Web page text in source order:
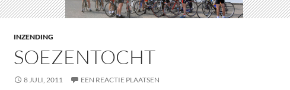
INZENDING
SOEZENTOCHT
8 JULI, 2011 EEN REACTIE PLAATSEN